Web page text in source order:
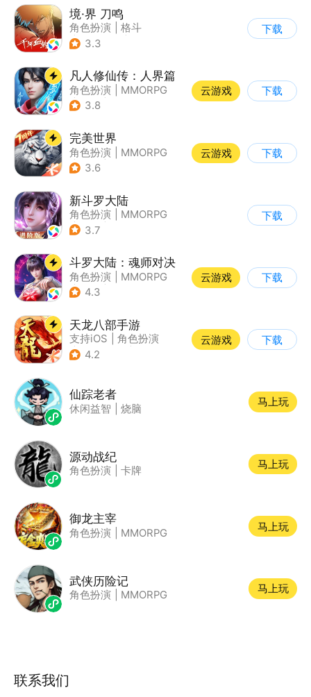
境·界 刀鸣
角色扮演
格斗
| 动漫改编
3.3
下载
凡人修仙传：人界篇
角色扮演
MMORPG
| 仙侠
3.8
云游戏 下载
完美世界
角色扮演
MMORPG
| 奇幻
3.6
云游戏 下载
新斗罗大陆
角色扮演
MMORPG
| 奇幻
3.7
下载
斗罗大陆：魂师对决
角色扮演
MMORPG
| 奇幻
4.3
云游戏 下载
天龙八部手游
支持iOS
角色扮演
| MMORPG
4.2
云游戏 下载
仙踪老者
休闲益智 烧脑
马上玩
源动战纪
角色扮演 卡牌
马上玩
御龙主宰
角色扮演 MMORPG
马上玩
武侠历险记
角色扮演 MMORPG
马上玩
联系我们